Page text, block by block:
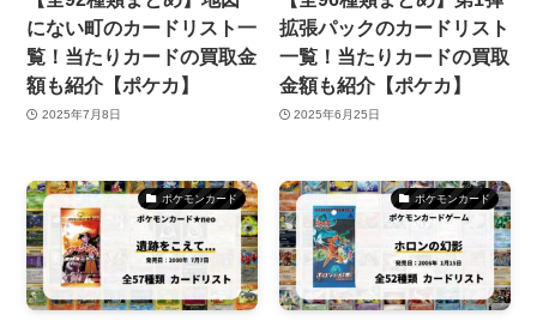
にない町のカードリスト一
覧！当たりカードの買取金
額も紹介【ポケカ】
2025年7月8日
拡張パックのカードリスト
一覧！当たりカードの買取
金額も紹介【ポケカ】
2025年6月25日
ポケモンカード ポケモンカード